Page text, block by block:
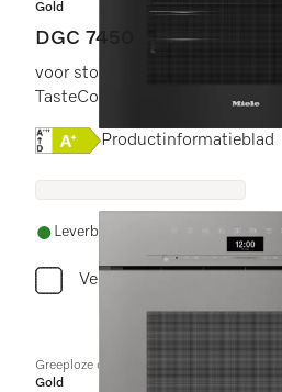
Gold
DGC 7450
voor stomen, bakken, braden
TasteControl en led-verlichting.
Online Label Flag,
Productinformatieblad
Leverbaar uit voorraad met gratis
Vergelijken
Greeploze combi-stoomoven
Gold